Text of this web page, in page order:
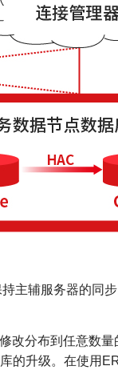
主辅服务器的同
改分布到任意数
的升级。在使用